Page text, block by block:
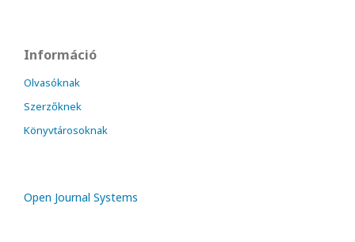
Információ
Olvasóknak
Szerzőknek
Könyvtárosoknak
Open Journal Systems